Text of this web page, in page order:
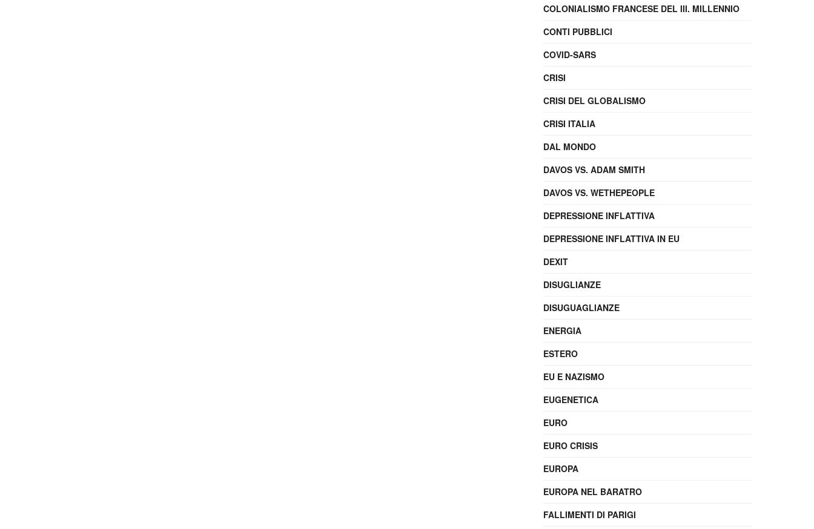
COLONIALISMO FRANCESE DEL III. MILLENNIO
CONTI PUBBLICI
COVID-SARS
CRISI
CRISI DEL GLOBALISMO
CRISI ITALIA
DAL MONDO
DAVOS VS. ADAM SMITH
DAVOS VS. WETHEPEOPLE
DEPRESSIONE INFLATTIVA
DEPRESSIONE INFLATTIVA IN EU
DEXIT
DISUGLIANZE
DISUGUAGLIANZE
ENERGIA
ESTERO
EU E NAZISMO
EUGENETICA
EURO
EURO CRISIS
EUROPA
EUROPA NEL BARATRO
FALLIMENTI DI PARIGI